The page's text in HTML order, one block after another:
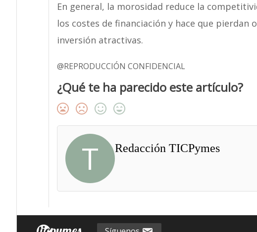
En general, la morosidad reduce la
los costes de financiación y hace que pierdan
inversión atractivas.
@REPRODUCCIÓN CONFIDENCIAL
¿Qué te ha parecido este artículo?
T Redacción TICPymes